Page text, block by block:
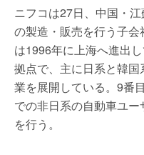
ニフコは27日、中国・
の製造・販売を行う子
は1996年に上海へ進出
拠点で、主に日系と韓
業を展開している。9番
での非日系の自動車ユ
を行う。